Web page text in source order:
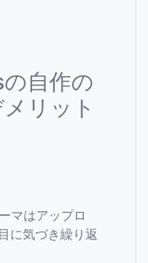
自作の
リット
マはアップロ
に気づき繰り返